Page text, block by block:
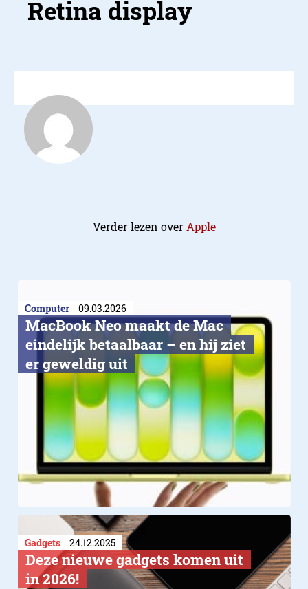
Verder lezen overApple
Computer 09.03.2026
MacBook Neo maakt de Mac
eindelijk betaalbaar – en hij ziet
er geweldig uit
Gadgets 24.12.2025
Deze nieuwe gadgets komen uit
in 2026!